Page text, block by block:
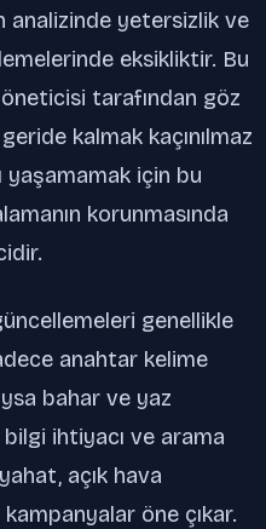
analizinde yetersizlik ve
eksikliktir. Bu
tarafından göz
kalmak kaçınılmaz
yaşamamak için bu
korunmasında
genellikle
anahtar kelime
bahar ve yaz
bilgi ihtiyacı ve arama
açık hava
öne çıkar.